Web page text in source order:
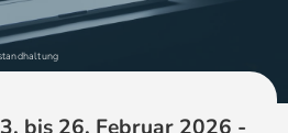
bis 26. Februar 2026 -